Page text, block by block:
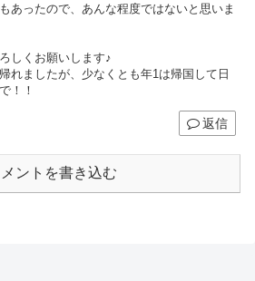
あったので、あんな程度ではないと思いま
しくお願いします♪
れましたが、少なくとも年1は帰国して日
！！
返信
ントを書き込む